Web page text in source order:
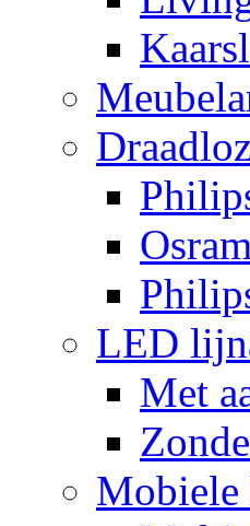
LED
Met
Mobiele